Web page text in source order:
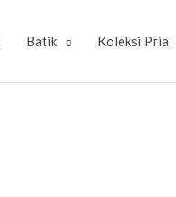
Batik Koleksi Pria